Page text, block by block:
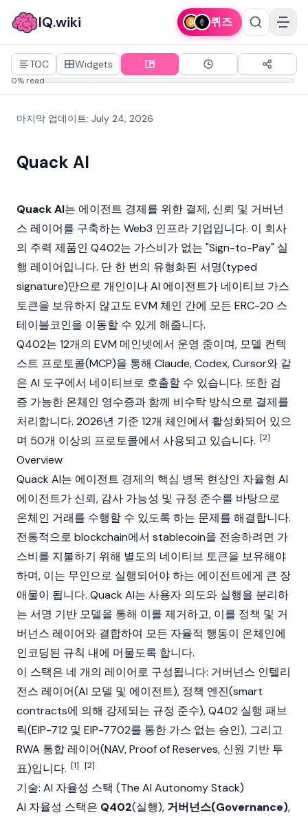
IQ.wiki 퀴즈
TOC Widgets
0% read
마지막 업데이트: July 24, 2026
Quack AI
Quack AI는 에이전트 경제를 위한 결제, 신뢰 및 거버넌
스 레이어를 구축하는 Web3 인프라 기업입니다. 이 회사
의 주력 제품인 Q402는 가스비가 없는 "Sign-to-Pay" 실
행 레이어입니다. 단 한 번의 유형화된 서명(typed
signature)만으로 개인이나 AI 에이전트가 네이티브 가스
토큰을 보유하지 않고도 EVM 체인 간에 모든 ERC-20 스
테이블코인을 이동할 수 있게 해줍니다.
Q402는 12개의 EVM 메인넷에서 운영 중이며, 모델 컨텍
스트 프로토콜(MCP)을 통해 Claude, Codex, Cursor와 같
은 AI 도구에서 네이티브로 호출할 수 있습니다. 또한 검
증 가능한 온체인 영수증과 함께 비수탁 방식으로 결제를
처리합니다. 2026년 기준 12개 체인에서 활성화되어 있으
며 50개 이상의 프로토콜에서 사용되고 있습니다. [2]
Overview
Quack AI는 에이전트 경제의 핵심 병목 현상인 자율형 AI
에이전트가 신뢰, 감사 가능성 및 규정 준수를 바탕으로
온체인 거래를 수행할 수 있도록 하는 문제를 해결합니다.
전통적으로 blockchain에서 stablecoin을 전송하려면 가
스비를 지불하기 위해 별도의 네이티브 토큰을 보유해야
하며, 이는 무인으로 실행되어야 하는 에이전트에게 큰 장
애물이 됩니다. Quack AI는 사용자 의도와 실행을 분리하
는 서명 기반 모델을 통해 이를 제거하고, 이를 정책 및 거
버넌스 레이어와 결합하여 모든 자율적 행동이 온체인에
인코딩된 규칙 내에 머물도록 합니다.
이 스택은 네 개의 레이어로 구성됩니다: 거버넌스 인텔리
전스 레이어(AI 모델 및 에이전트), 정책 엔진(smart
contracts에 의해 강제되는 규정 준수), Q402 실행 패브
릭(EIP-712 및 EIP-7702를 통한 가스 없는 승인), 그리고
RWA 통합 레이어(NAV,Proof of Reserves, 신원 기반 투
표)입니다. [1] [2]
기술: AI 자율성 스택 (The AI Autonomy Stack)
AI 자율성 스택은 Q402(실행), 거버넌스(Governance),